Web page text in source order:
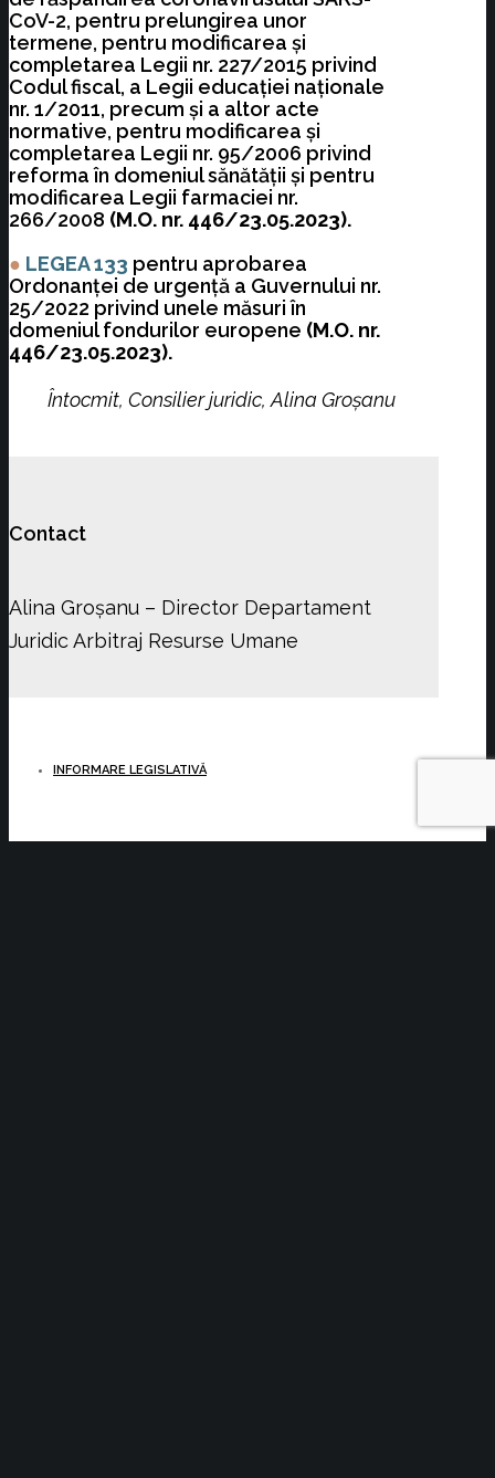
CoV-2, pentru prelungirea unor
termene, pentru modificarea și
completarea Legii nr. 227/2015 privind
Codul fiscal, a Legii educației naționale
nr. 1/2011, precum și a altor acte
normative, pentru modificarea și
completarea Legii nr. 95/2006 privind
reforma în domeniul sănătății și pentru
modificarea Legii farmaciei nr.
266/2008 (M.O. nr. 446/23.05.2023).
● LEGEA 133 pentru aprobarea
Ordonanței de urgență a Guvernului nr.
25/2022 privind unele măsuri în
domeniul fondurilor europene (M.O. nr.
446/23.05.2023).
Întocmit, Consilier juridic, Alina Groșanu
Contact
Alina Groșanu – Director Departament
Juridic Arbitraj Resurse Umane
INFORMARE LEGISLATIVĂ